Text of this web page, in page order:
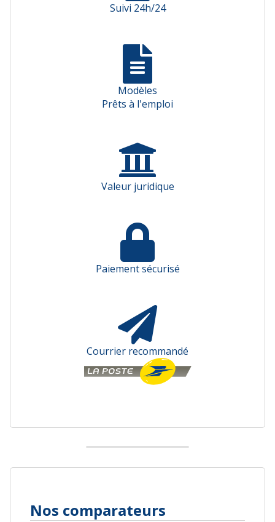
Suivi 24h/24
Modèles
Prêts à l'emploi
Valeur juridique
Paiement sécurisé
Courrier recommandé
Nos comparateurs